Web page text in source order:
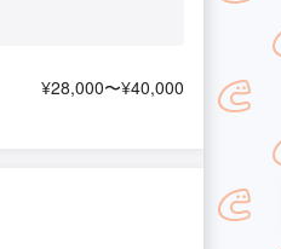
¥28,000〜¥40,000